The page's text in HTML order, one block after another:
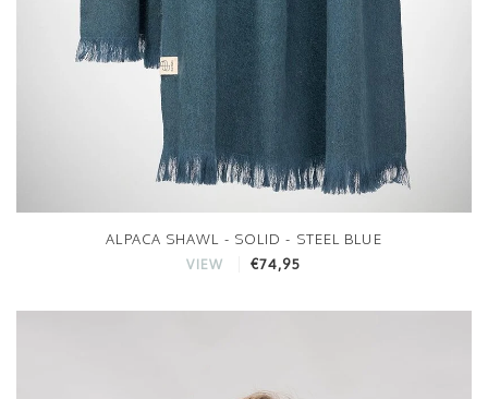
ALPACA SHAWL - SOLID - STEEL BLUE
VIEW €74,95